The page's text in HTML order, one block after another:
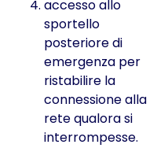
accesso allo
sportello
posteriore di
emergenza per
ristabilire la
connessione alla
rete qualora si
interrompesse.